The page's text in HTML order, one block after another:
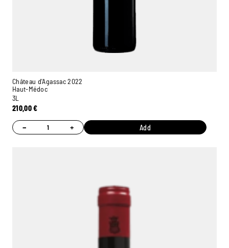
Château d'Agassac 2022
Haut-Médoc
3L
210,00€
− + Add